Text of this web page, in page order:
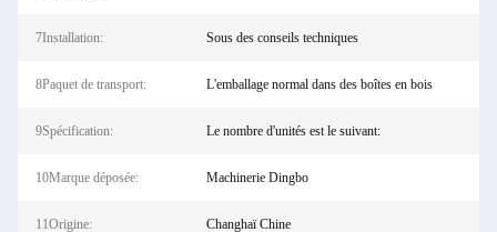
7Installation: Sous des conseils techniques
8Paquet de transport: L'emballage normal dans des boîtes en bois
9Spécification: Le nombre d'unités est le suivant:
10Marque déposée: Machinerie Dingbo
11Origine: Changhaï Chine